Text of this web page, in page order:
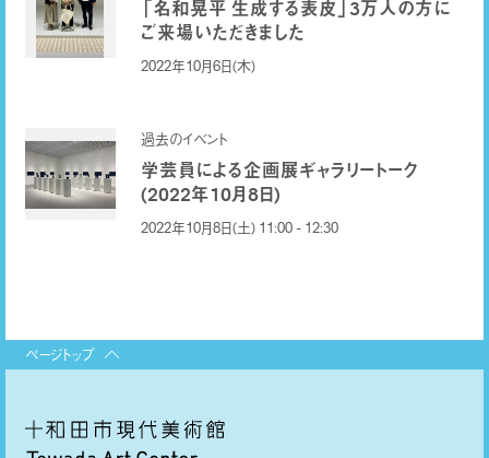
「名和晃平 生成する表皮」3万人の方に
ご来場いただきました
2022年10月6日(木)
過去のイベント
学芸員による企画展ギャラリートーク
(2022年10月8日)
2022年10月8日(土) 11:00 - 12:30
ページトップ